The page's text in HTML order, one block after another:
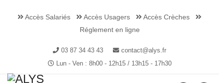
Accès Salariés Accès Usagers
Accès Crèches
Réglement en ligne
03 87 34 43 43
contact@alys.fr
Lun - Ven : 8h00 - 12h15 / 13h15 - 17h30